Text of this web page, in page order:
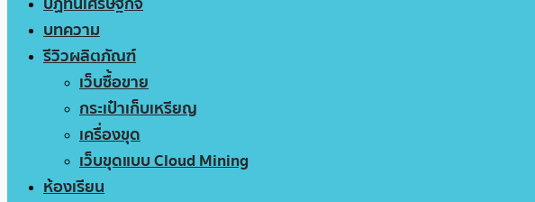
บทความ
รีวิวผลิตภัณฑ์
เว็บซื้อขาย
กระเป๋าเก็บเหรียญ
เครื่องขุด
เว็บขุดแบบ Cloud Mining
ห้องเรียน